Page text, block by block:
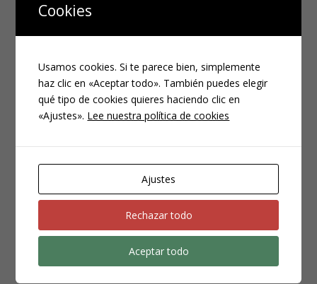
CATEGORÍAS
Compliance
Noticias
Penal
Penitenciario
ENTRADAS RECIENTES
Cookies
Usamos cookies. Si te parece bien, simplemente
haz clic en «Aceptar todo». También puedes elegir
qué tipo de cookies quieres haciendo clic en
«Ajustes». Lee nuestra política de cookies
Ajustes
Rechazar todo
Aceptar todo